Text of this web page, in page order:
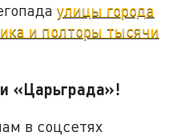
улицы города
и полторы тысячи
«Царьграда»!
в соцсетях